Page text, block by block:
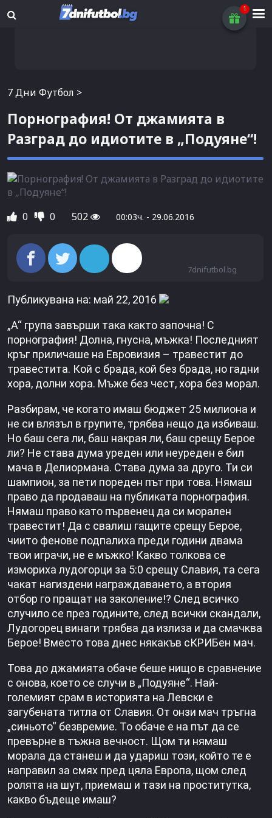
7 Дни Футбол >
Порнография! От джамията в
Разград до идиотите в „Подуяне“!
0 0 502 00:03ч. - 29.06.2016
7dnifutbol.bg
Публикувана на: май 22, 2016
„А“ група завърши така както започна! С
порнография! Долна, гнусна, мъжка! Последният
кръг приличаше на Евровизия – травестит до
травестита. Кой с брада, кой без брада, но гадни
хора, долни хора. Мъже без чест, хора без морал.
Разбирам, че когато имаш бюджет 25 милиона и
не си влязъл в групите, трябва нещо да избиваш.
Но баш сега ли, баш накрая ли, баш срещу Берое
ли? Не става дума уреден или неуреден е бил
мача в Делиормана. Става дума за друго. Ти си
шампион, за пети пореден път при това. Нямаш
право да продаваш на публиката порнография.
Нямаш право като първенец да си морален
травестит! Да с свалиш гащите срещу Берое,
чиито фенове подпалиха преди години двама
твои играчи, не е мъжко! Какво толкова се
измориха лудогорци за 5:0 срещу Славия, та сега
чакат нагиздени награждаването, а втория
отбор го пращат на заколение!? След всичко
случило се през годините, след всички скандали,
Лудогорец винаги трябва да излиза и да смачква
Берое! Вместо това днес някакъв сКРИБен мач.
Това до джамията обаче беше нищо в сравнение
с онова, което се случи в „Подуяне“. Най-
големият срам в историята на Левски е
загубената титла от Славия. От онзи мач тръгна
„синьото“ безвремие. То обаче е на път да се
превърне в тъжна вечност. Щом ти нямаш
морала да станеш и да удариш този, който те е
направил за смях пред цяла Европа, щом след
ролята на шут, приемаш и тази на проститутка,
какво бъдеще имаш?